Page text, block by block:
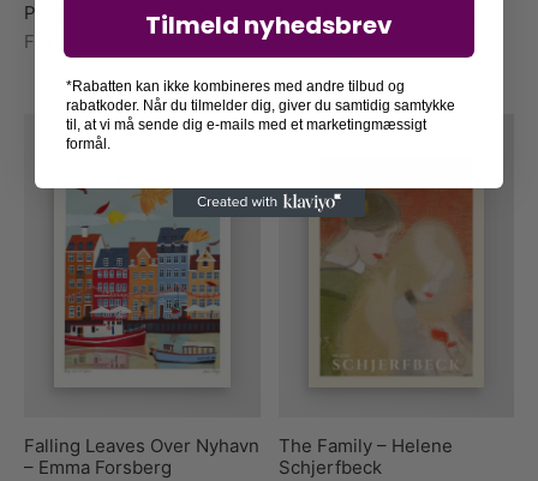
Pimpernel – William Morris
Fra
Love Language – Sacrée
Frangine
Fra 79,00kr.
Falling Leaves Over Nyhavn
– Emma Forsberg
The Family – Helene
Schjerfbeck
Tilmeld nyhedsbrev
*Rabatten kan ikke kombineres med andre tilbud og
rabatkoder. Når du tilmelder dig, giver du samtidig samtykke
til, at vi må sende dig e-mails med et marketingmæssigt
formål.